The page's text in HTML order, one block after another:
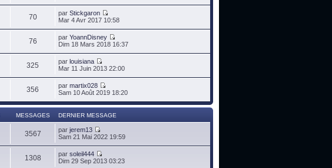
70 par Stickgaron
Mar 4 Avr 2017 10:58
76 par YoannDisney
Dim 18 Mars 2018 16:37
325 par louisiana
Mar 11 Juin 2013 22:00
356 par martix028
Sam 10 Août 2019 18:20
MESSAGES DERNIER MESSAGE
3567 par jerem13
Sam 21 Mai 2022 19:59
1308 par soleil444
Dim 29 Sep 2013 03:23